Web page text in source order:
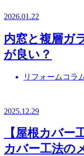
2026.01.22
内窓と複層ガ
が良い？
リフォームコラ
2025.12.29
【屋根カバー
カバー工法の